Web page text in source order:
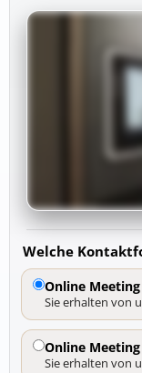
Welche
Online
Sie erhalten von
Online
Sie erhalten von